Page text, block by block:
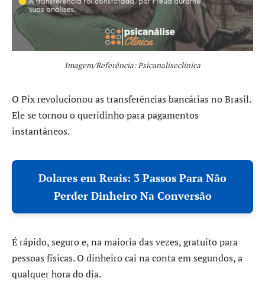
Imagem/Referência: Psicanaliseclinica
O Pix revolucionou as transferências bancárias no Brasil.
Ele se tornou o queridinho para pagamentos
instantâneos.
Dolares em Reais: 3 Passos Para Não
Perder Dinheiro Na Conversão
É rápido, seguro e, na maioria das vezes, gratuito para
pessoas físicas. O dinheiro cai na conta em segundos, a
qualquer hora do dia.